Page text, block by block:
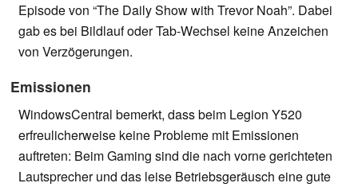
Episode von “The Daily Show with Trevor Noah”. Dabei
gab es bei Bildlauf oder Tab-Wechsel keine Anzeichen
von Verzögerungen.
Emissionen
WindowsCentral bemerkt, dass beim Legion Y520
erfreulicherweise keine Probleme mit Emissionen
auftreten: Beim Gaming sind die nach vorne gerichteten
Lautsprecher und das leise Betriebsgeräusch eine gute